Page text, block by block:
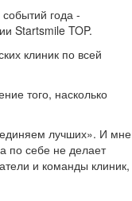
года -
Startsmile TOP.
клиник по всей
того, насколько
лучших». И мне
по себе не делает
и команды клиник,